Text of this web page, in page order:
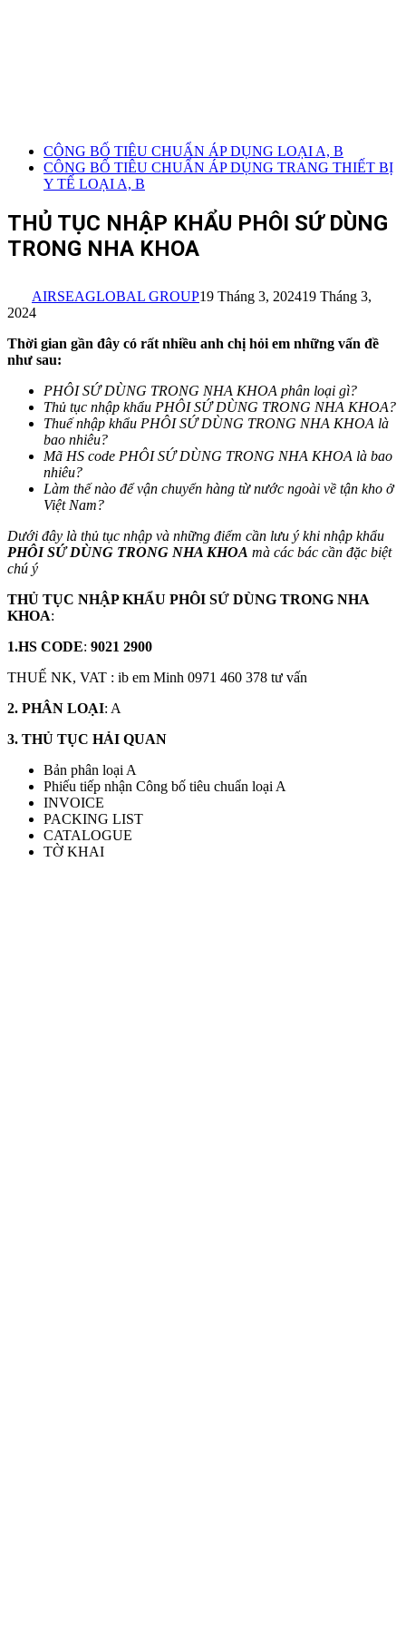
CÔNG BỐ TIÊU CHUẨN ÁP DỤNG LOẠI A, B
CÔNG BỐ TIÊU CHUẨN ÁP DỤNG TRANG THIẾT BỊ
Y TẾ LOẠI A, B
THỦ TỤC NHẬP KHẨU PHÔI SỨ DÙNG
TRONG NHA KHOA
AIRSEAGLOBAL GROUP19 Tháng 3, 202419 Tháng 3,
2024
Thời gian gần đây có rất nhiều anh chị hỏi em những vấn đề
như sau:
PHÔI SỨ DÙNG TRONG NHA KHOA phân loại gì?
Thủ tục nhập khẩu PHÔI SỨ DÙNG TRONG NHA KHOA?
Thuế nhập khẩu PHÔI SỨ DÙNG TRONG NHA KHOA là
bao nhiêu?
Mã HS code PHÔI SỨ DÙNG TRONG NHA KHOA là bao
nhiêu?
Làm thế nào để vận chuyển hàng từ nước ngoài về tận kho ở
Việt Nam?
Dưới đây là thủ tục nhập và những điểm cần lưu ý khi nhập khẩu
PHÔI SỨ DÙNG TRONG NHA KHOA mà các bác cần đặc biệt
chú ý
THỦ TỤC NHẬP KHẨU PHÔI SỨ DÙNG TRONG NHA
KHOA:
1.HS CODE: 9021 2900
THUẾ NK, VAT : ib em Minh 0971 460 378 tư vấn
2. PHÂN LOẠI: A
3. THỦ TỤC HẢI QUAN
Bản phân loại A
Phiếu tiếp nhận Công bố tiêu chuẩn loại A
INVOICE
PACKING LIST
CATALOGUE
TỜ KHAI